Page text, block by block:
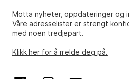
Motta nyheter, oppdateringer og
Våre adresselister er strengt
med noen tredjepart.
Klikk her for å melde deg på.